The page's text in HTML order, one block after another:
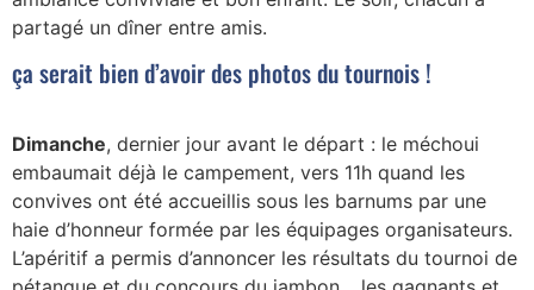
partagé un dîner entre amis.
ça serait bien d’avoir des photos du tournois !
Dimanche, dernier jour avant le départ : le méchoui
embaumait déjà le campement, vers 11h quand les
convives ont été accueillis sous les barnums par une
haie d’honneur formée par les équipages organisateurs.
L’apéritif a permis d’annoncer les résultats du tournoi de